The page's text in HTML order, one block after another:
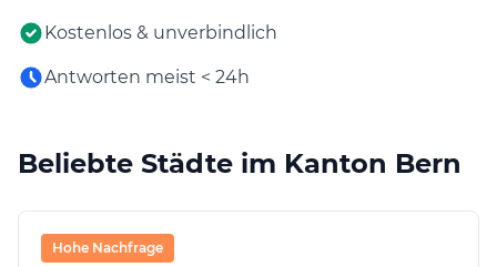
Kostenlos & unverbindlich
Antworten meist < 24h
Beliebte Städte im Kanton Bern
Hohe Nachfrage